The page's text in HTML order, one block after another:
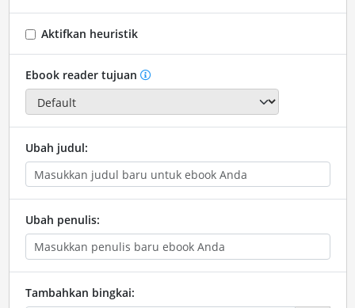
Aktifkan heuristik
Ebook reader tujuan
Ubah judul:
Ubah penulis:
Tambahkan bingkai: